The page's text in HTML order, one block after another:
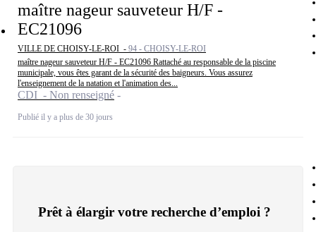
maître nageur sauveteur H/F -
EC21096
VILLE DE CHOISY-LE-ROI - 94 - CHOISY-LE-ROI
maître nageur sauveteur H/F - EC21096 Rattaché au responsable de la piscine
municipale, vous êtes garant de la sécurité des baigneurs. Vous assurez
l'enseignement de la natation et l'animation des...
CDI - Non renseigné
Publié il y a plus de 30 jours
Prêt à élargir votre recherche d’emploi ?